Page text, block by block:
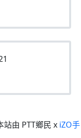
由 PTT鄉民 x iZO手